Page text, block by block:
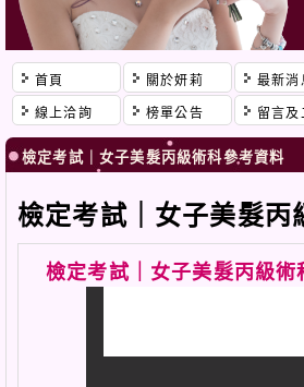
首頁 關於妍莉 最新消
線上洽詢 榜單公告 留言及
檢定考試｜女子美髮丙級術科參考資料
檢定考試｜女子美髮丙
檢定考試｜女子美髮丙級術